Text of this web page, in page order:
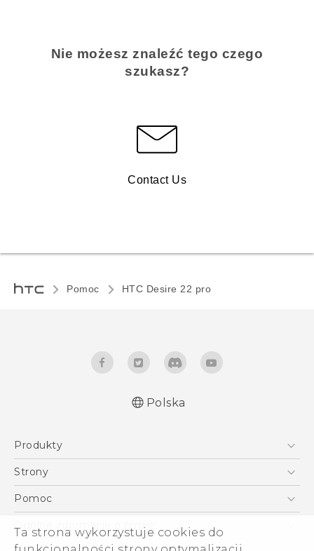
Ta strona wykorzystuje cookies do
Nie możesz znaleźć tego czego
szukasz?
Contact Us
Pomoc HTC Desire 22 pro‎
Instrukcje bezpieczeństwa i regulacje prawne
Polska
Produkty
Smartfony
VIVE
Akcesoria
Strony
HTC Vive
Pomoc
Pomoc E-commerce
Ogólne informacje o firmie